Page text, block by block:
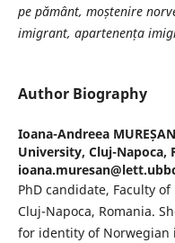
pe pământ, moștenire
imigrant, apartenența
Author Biography
Ioana-Andreea
University, Cluj-Napoca,
PhD candidate, Faculty
Cluj-Napoca, Romania.
for identity of Norwegian